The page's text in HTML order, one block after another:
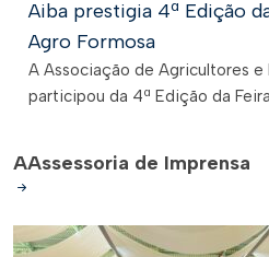
Aiba prestigia 4ª Edição
Agro Formosa
A Associação de Agricultores
participou da 4ª Edição da
AAssessoria de Imprensa